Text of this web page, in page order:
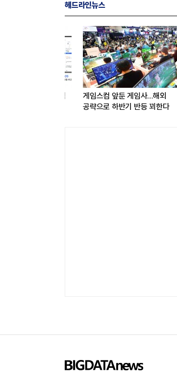
헤드라인뉴스
게임스컴 앞둔 게임사…해외
공략으로 하반기 반등 꾀한다